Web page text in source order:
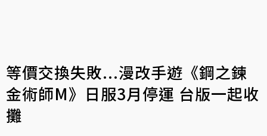
等價交換失敗...漫改手遊《鋼之鍊
金術師M》日服3月停運 台版一起收
攤